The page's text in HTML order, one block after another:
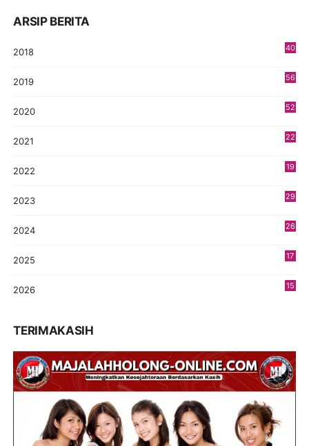
ARSIP BERITA
2018
40
2019
56
2020
52
2021
22
2022
19
2023
29
2024
26
2025
17
2026
15
TERIMAKASIH